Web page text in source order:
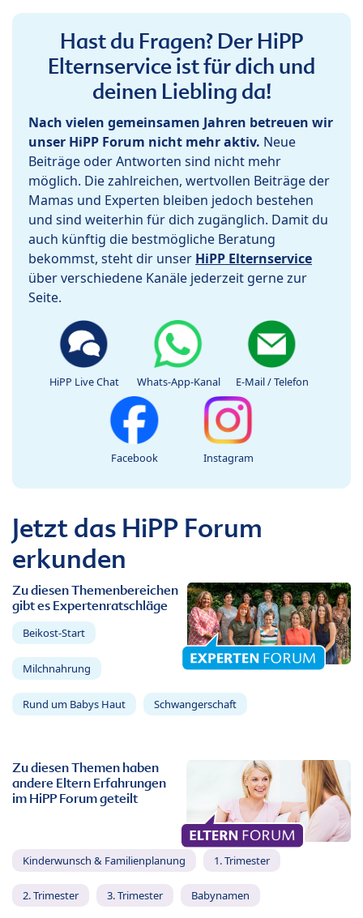
Hast du Fragen? Der HiPP
Elternservice ist für dich und
deinen Liebling da!
Nach vielen gemeinsamen Jahren betreuen wir
unser HiPP Forum nicht mehr aktiv. Neue
Beiträge oder Antworten sind nicht mehr
möglich. Die zahlreichen, wertvollen Beiträge der
Mamas und Experten bleiben jedoch bestehen
und sind weiterhin für dich zugänglich. Damit du
auch künftig die bestmögliche Beratung
bekommst, steht dir unser HiPP Elternservice
über verschiedene Kanäle jederzeit gerne zur
Seite.
HiPP Live Chat Whats-App-Kanal E-Mail / Telefon
Facebook Instagram
Jetzt das HiPP Forum
erkunden
Zu diesen Themenbereichen
gibt es Expertenratschläge
Beikost-Start
Milchnahrung
Rund um Babys Haut Schwangerschaft
Zu diesen Themen haben
andere Eltern Erfahrungen
im HiPP Forum geteilt
Kinderwunsch & Familienplanung 1. Trimester
2. Trimester 3. Trimester Babynamen